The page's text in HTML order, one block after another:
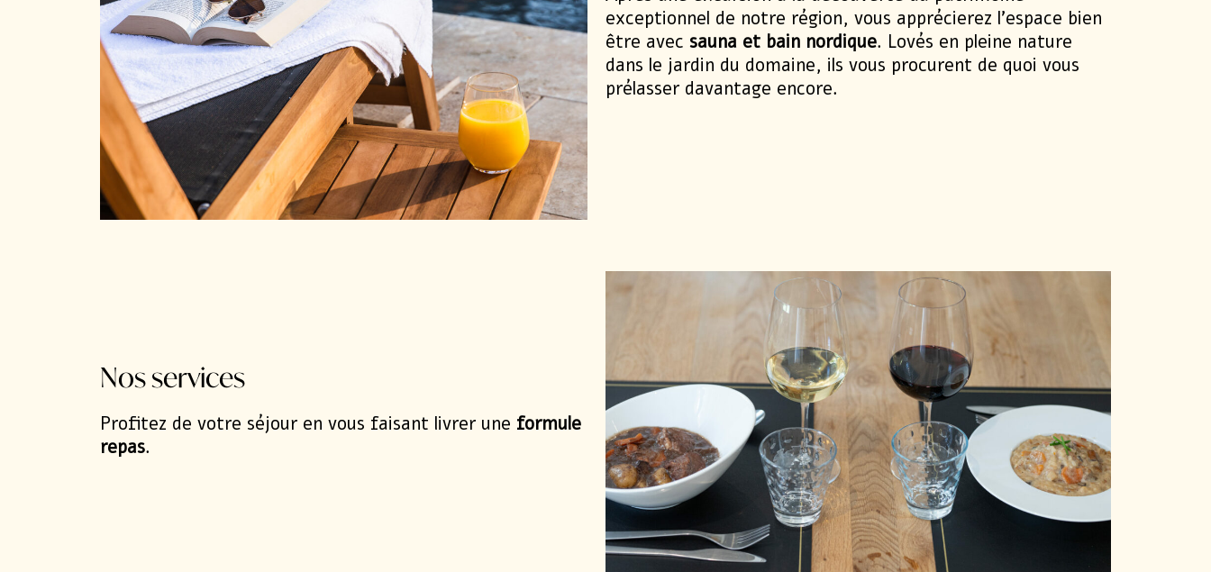
TOURAINE VAL DE LOIRE
Découvrir
Vol en Montgolfière au-dessus
des Châteaux de la Loire
exceptionnel de notre région, vous apprécierez l’espace bien
être avec sauna et bain nordique. Lovés en pleine nature
dans le jardin du domaine, ils vous procurent de quoi vous
prélasser davantage encore.
Nos services
Profitez de votre séjour en vous faisant livrer une formule
repas.